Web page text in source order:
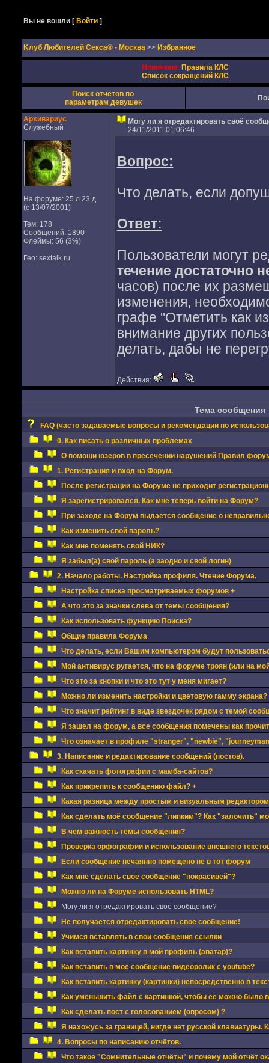
Вы не вошли [Войти ]
Kлуб Любителей Секса® - Москва >> Избранное
Новичкам: Правила КЛС
Список сокращений КЛС
Поиск отчетов по
параметрам девушек
Архивариус
Служебный
На форуме: 25 л 23 д
(с 13/07/2001)
Тем: 178
Сообщений: 1890
Флеймы: 56 (3%)
Гео: sextalk.ru
Могу ли я отредактировать своё
24/11/2011 01:06:46
Вопрос:
Что делать, если
Ответ:
Пользователи могут
течение достаточно
часов) после их
изменения,
графе "Отметить как
внимание других
делать, дабы не
Действия:
Тема сообщения
FAQ (часто задаваемые вопросы и рекомендации по
0. Как писать о различных проблемах
О помощи юзеров в пресечении нарушений Правил
1. Регистрация и вход на Форум.
После регистрации на Форуме не приходит
Я зарегистрировался. Как мне теперь войти на Форум?
При заходе на Форум выдается сообщение о
Как изменить свой пароль?
Как мне поменять свой НИК?
Я забыл(а) свой пароль (а заодно и свой логин)
2. Начало работы. Настройка профиля. Чтение Форума.
Настройка списка просматриваемых форумов +
А что это за значки слева от темы сообщения?
Как использовать функцию Поиска?
Общие правила Форума
Что делать, если Вашим компьютером будут
Мой антивирус ругается, что на форуме троян (или на
Что это за кнопки и что это тут у меня мигает?
Можно ли изменить настройки и цветовую гамму экрана?
Что значит рейтинг в виде звездочек рядом с темой
Я зашел на форум, а все сообщения помечены как
Что означает в профиле "stranger", "newbie",
3. Написание и редактирование сообщений (постов).
Как скачать фотографии с мамба-сайтов?
Как прикрепить к сообщению файл? +
Какая разница между простым и визуальным
Как сделать моё сообщение "липким"? Как "залочить"
В чём важность темы сообщения?
Проверка орфографии и использование внешнего
Если сообщение нечаянно помещено не в тот форум
Как мне сделать своё сообщение "покрасивей"?
Можно ли на Форуме использовать HTML?
Могу ли я отредактировать своё сообщение?
Не получается отредактировать своё сообщение!
Учимся вставлять в свои сообщения ссылки
Как вставить картинку в мой профиль (аватар)?
Как вставить в моё сообщение видеоролик с youtube?
Как вставить картинку (картинки) непосредственно в
Как уменьшить файл с картинкой, чтобы её можно было
Как сделать пост с голосованием (опросом) ?
Я нахожусь за границей, нигде нет русской клавиатуры.
4. Вопросы по написанию отчётов.
Что такое "Сомнительные отчёты" и почему мой отчёт